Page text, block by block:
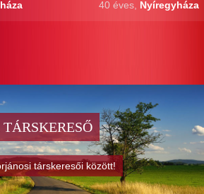
40 éves, Nyíregyháza
társkeresői között!